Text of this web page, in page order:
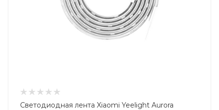
Светодиодная лента Xiaomi Yeelight Aurora